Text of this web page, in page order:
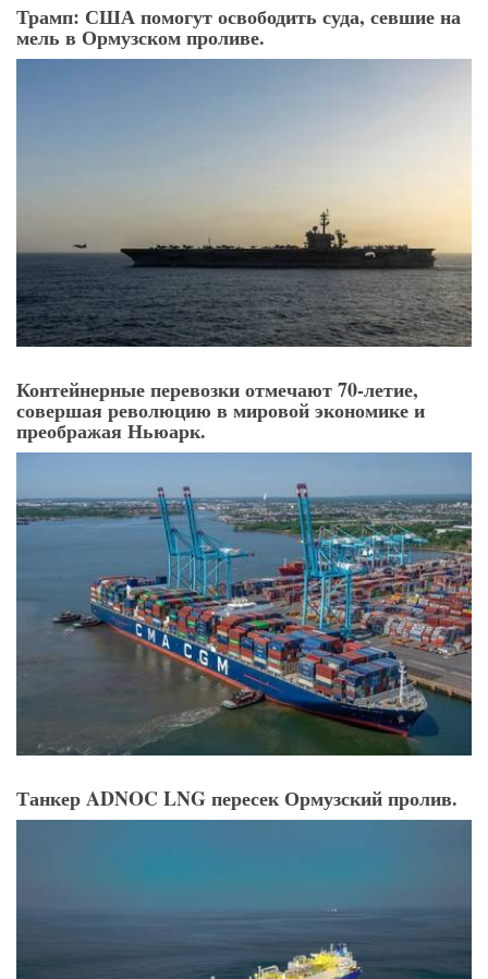
Трамп: США помогут освободить суда, севшие на
мель в Ормузском проливе.
Контейнерные перевозки отмечают 70-летие,
совершая революцию в мировой экономике и
преображая Ньюарк.
Танкер ADNOC LNG пересек Ормузский пролив.